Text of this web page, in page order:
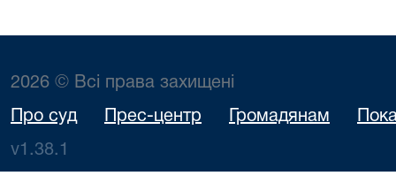
2026 © Всі права захищені
Про суд Прес-центр Громадянам
v1.38.1